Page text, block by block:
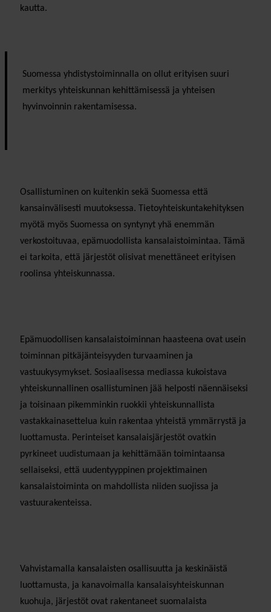
kautta.
Suomessa yhdistystoiminnalla on ollut erityisen suuri
merkitys yhteiskunnan kehittämisessä ja yhteisen
hyvinvoinnin rakentamisessa.
Osallistuminen on kuitenkin sekä Suomessa että
kansainvälisesti muutoksessa. Tietoyhteiskuntakehityksen
myötä myös Suomessa on syntynyt yhä enemmän
verkostoituvaa, epämuodollista kansalaistoimintaa. Tämä
ei tarkoita, että järjestöt olisivat menettäneet erityisen
roolinsa yhteiskunnassa.
Epämuodollisen kansalaistoiminnan haasteena ovat usein
toiminnan pitkäjänteisyyden turvaaminen ja
vastuukysymykset. Sosiaalisessa mediassa kukoistava
yhteiskunnallinen osallistuminen jää helposti näennäiseksi
ja toisinaan pikemminkin ruokkii yhteiskunnallista
vastakkainasettelua kuin rakentaa yhteistä ymmärrystä ja
luottamusta. Perinteiset kansalaisjärjestöt ovatkin
pyrkineet uudistumaan ja kehittämään toimintaansa
sellaiseksi, että uudentyyppinen projektimainen
kansalaistoiminta on mahdollista niiden suojissa ja
vastuurakenteissa.
Vahvistamalla kansalaisten osallisuutta ja keskinäistä
luottamusta, ja kanavoimalla kansalaisyhteiskunnan
kuohuja, järjestöt ovat rakentaneet suomalaista